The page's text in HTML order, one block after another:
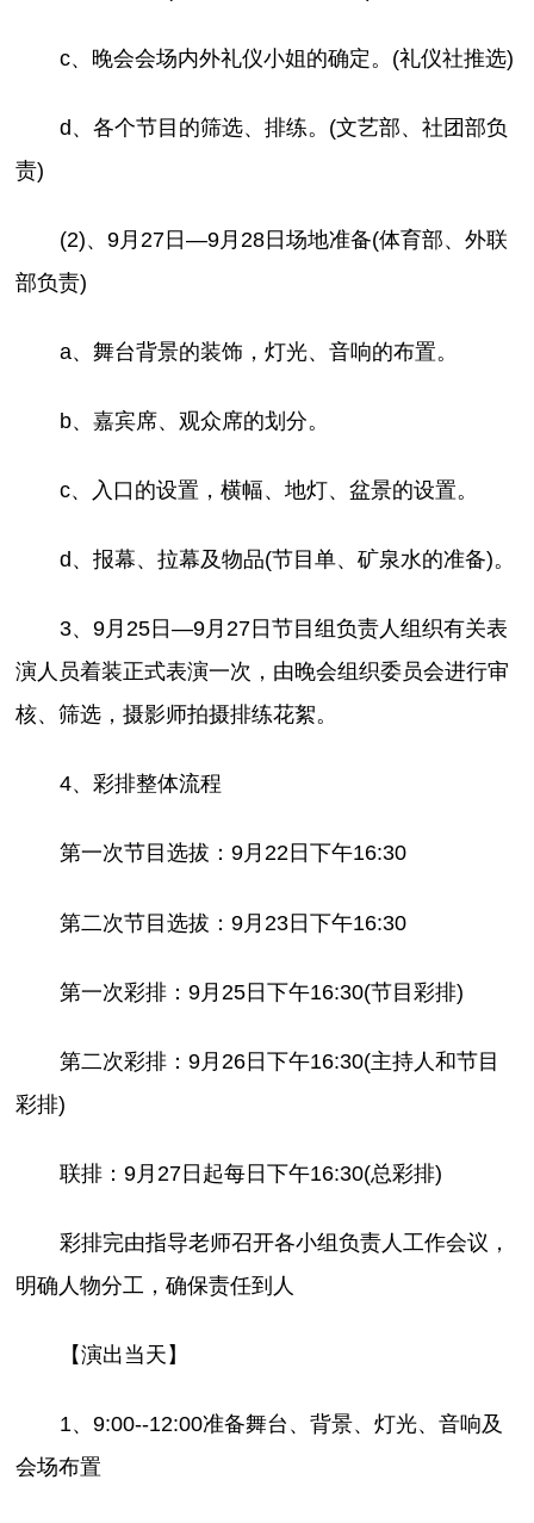
c、晚会会场内外礼仪小姐的确定。(礼仪社推选)
d、各个节目的筛选、排练。(文艺部、社团部负
责)
(2)、9月27日—9月28日场地准备(体育部、外联
部负责)
a、舞台背景的装饰，灯光、音响的布置。
b、嘉宾席、观众席的划分。
c、入口的设置，横幅、地灯、盆景的设置。
d、报幕、拉幕及物品(节目单、矿泉水的准备)。
3、9月25日—9月27日节目组负责人组织有关表
演人员着装正式表演一次，由晚会组织委员会进行审
核、筛选，摄影师拍摄排练花絮。
4、彩排整体流程
第一次节目选拔：9月22日下午16:30
第二次节目选拔：9月23日下午16:30
第一次彩排：9月25日下午16:30(节目彩排)
第二次彩排：9月26日下午16:30(主持人和节目
彩排)
联排：9月27日起每日下午16:30(总彩排)
彩排完由指导老师召开各小组负责人工作会议，
明确人物分工，确保责任到人
【演出当天】
1、9:00--12:00准备舞台、背景、灯光、音响及
会场布置